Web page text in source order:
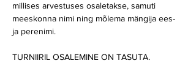
millises arvestuses osaletakse, samuti
meeskonna nimi ning mõlema mängija ees-
ja perenimi.
TURNIIRIL OSALEMINE ON TASUTA.